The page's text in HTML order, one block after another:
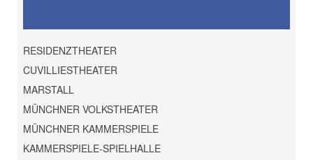
RESIDENZTHEATER
CUVILLIESTHEATER
MARSTALL
MÜNCHNER VOLKSTHEATER
MÜNCHNER KAMMERSPIELE
KAMMERSPIELE-SPIELHALLE